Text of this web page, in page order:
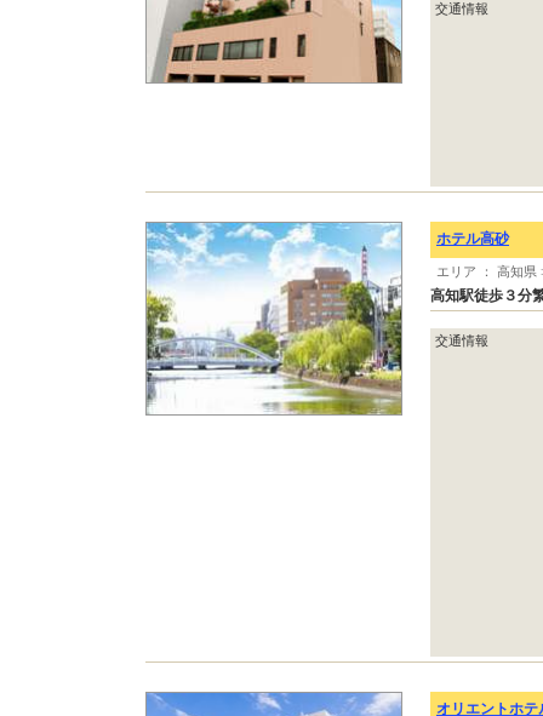
交通情報
ホテル高砂
エリア ： 高知県
高知駅徒歩３分
交通情報
オリエントホテ